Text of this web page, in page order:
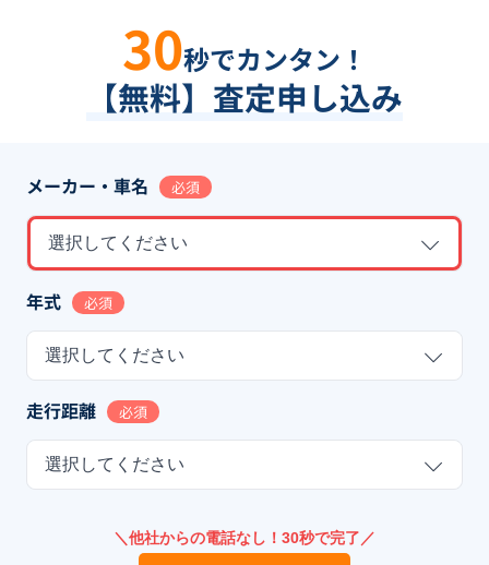
30秒でカンタン！
【無料】査定申し込み
メーカー・車名 必須
選択してください
年式 必須
選択してください
走行距離 必須
選択してください
＼他社からの電話なし！30秒で完了／